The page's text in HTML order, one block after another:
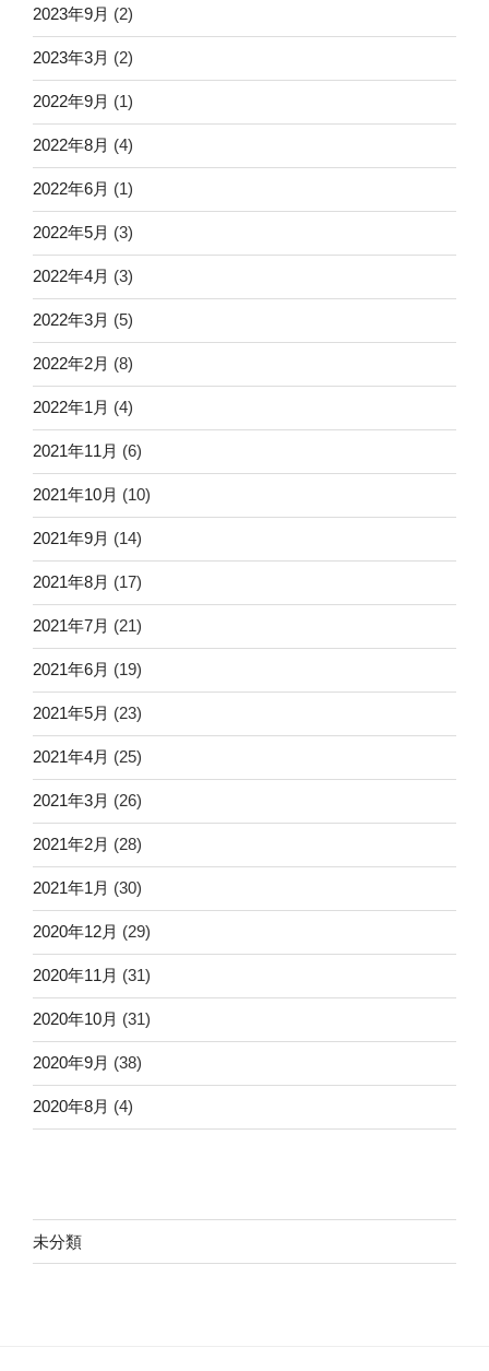
2023年9月 (2)
2023年3月 (2)
2022年9月 (1)
2022年8月 (4)
2022年6月 (1)
2022年5月 (3)
2022年4月 (3)
2022年3月 (5)
2022年2月 (8)
2022年1月 (4)
2021年11月 (6)
2021年10月 (10)
2021年9月 (14)
2021年8月 (17)
2021年7月 (21)
2021年6月 (19)
2021年5月 (23)
2021年4月 (25)
2021年3月 (26)
2021年2月 (28)
2021年1月 (30)
2020年12月 (29)
2020年11月 (31)
2020年10月 (31)
2020年9月 (38)
2020年8月 (4)
未分類